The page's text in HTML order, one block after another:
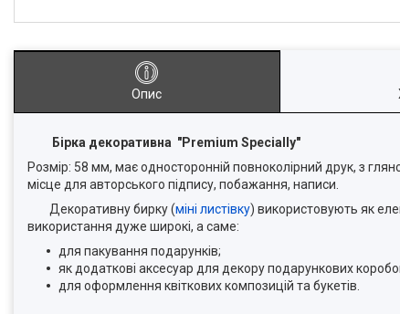
Опис
Бірка декоративна "Premium Specially"
Розмір: 58 мм, має односторонній повноколірний друк, з
місце для авторського підпису, побажання, написи.
Декоративну бирку (міні листівку) використовують як
використання дуже широкі, а саме:
для пакування подарунків;
як додаткові аксесуар для декору подарункових
для оформлення квіткових композицій та букетів.